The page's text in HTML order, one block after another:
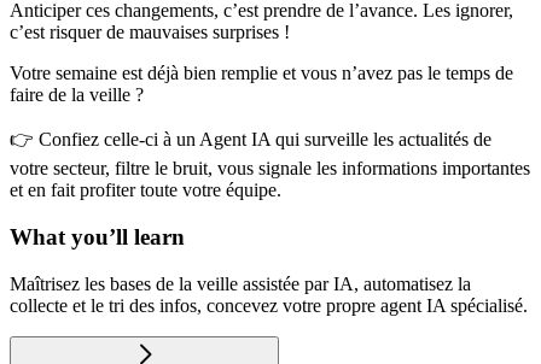
Anticiper ces changements, c’est prendre de l’avance. Les ignorer,
c’est risquer de mauvaises surprises !
Votre semaine est déjà bien remplie et vous n’avez pas le temps de
faire de la veille ?
👉 Confiez celle-ci à un Agent IA qui surveille les actualités de
votre secteur, filtre le bruit, vous signale les informations importantes
et en fait profiter toute votre équipe.
What you’ll learn
Maîtrisez les bases de la veille assistée par IA, automatisez la
collecte et le tri des infos, concevez votre propre agent IA spécialisé.